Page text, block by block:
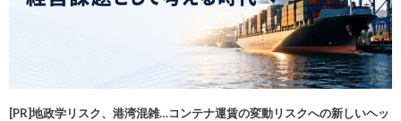
[PR]地政学リスク、港湾混雑…コンテナ運賃の変動リスクへの新しいヘッ